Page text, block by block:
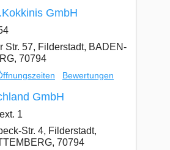
GmbH
Str. 57, Filderstadt, BADEN-
70794
Bewertungen
GmbH
1
Str. 4, Filderstadt,
70794